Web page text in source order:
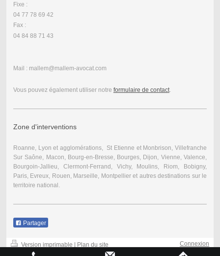
Fixe :
04 77 78 69 42
Fax :
04 84 88 71 43
Mail : mallem@mallem-avocat.com
Vous pouvez également utiliser notre formulaire de contact.
Zone d'interventions
Roanne, Lyon et agglomérations, St Etienne et Monbrison, Villefranche
Sur Saône, Macon, Bourg-en-Bresse, Bourges, Dijon, Vienne, Valence,
Bourgoin-Jallieu, Clermont-Ferrand, Vichy, Moulins, Riom, Bobigny,
Paris, Evreux, Rouen, Marseille, Montpellier et autres destinations sur le
territoire national.
Partager
Version imprimable
Plan du site
© Maître MALLEM
Connexion
Affichage Web